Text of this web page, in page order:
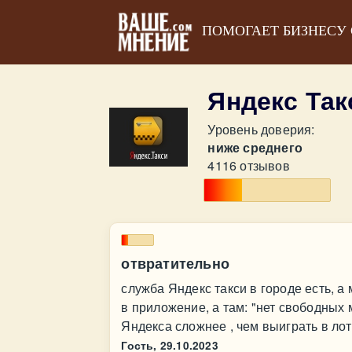
ПОМОГАЕТ БИЗНЕСУ
Яндекс
Уровень доверия:
ниже среднего
4116 отзывов
отвратительно
служба Яндекс такси в городе есть,
в приложение, а там: "нет
Яндекса сложнее , чем выиграть в
Гость, 29.10.2023